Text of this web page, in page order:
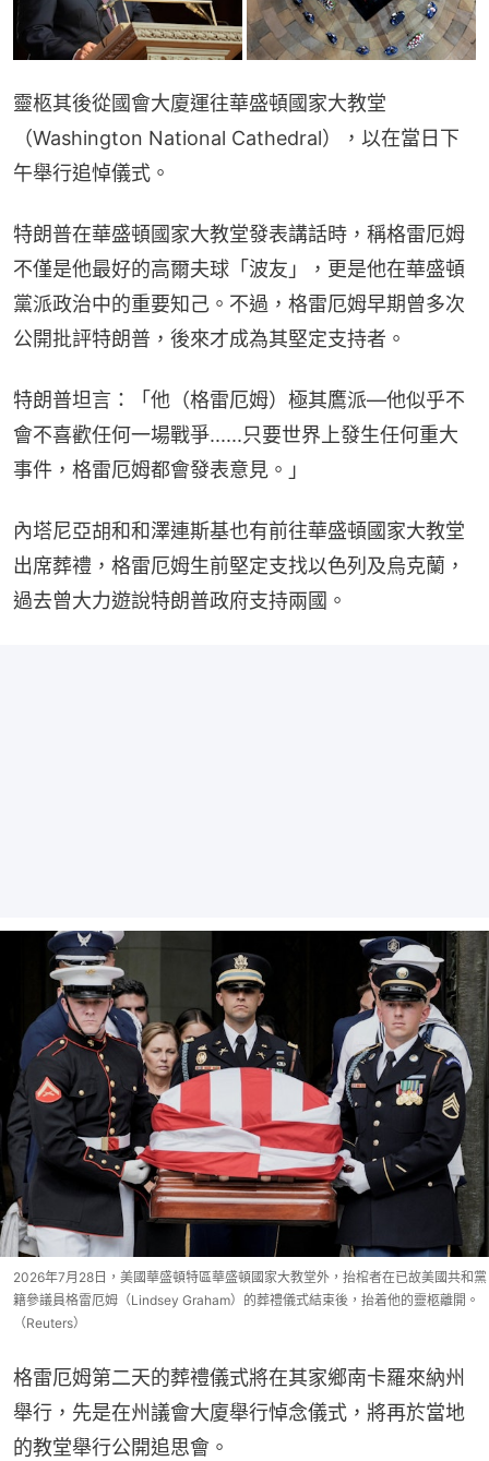
靈柩其後從國會大廈運往華盛頓國家大教堂
（Washington National Cathedral），以在當日下
午舉行追悼儀式。
特朗普在華盛頓國家大教堂發表講話時，稱格雷厄姆
不僅是他最好的高爾夫球「波友」，更是他在華盛頓
黨派政治中的重要知己。不過，格雷厄姆早期曾多次
公開批評特朗普，後來才成為其堅定支持者。
特朗普坦言：「他（格雷厄姆）極其鷹派—他似乎不
會不喜歡任何一場戰爭......只要世界上發生任何重大
事件，格雷厄姆都會發表意見。」
內塔尼亞胡和和澤連斯基也有前往華盛頓國家大教堂
出席葬禮，格雷厄姆生前堅定支找以色列及烏克蘭，
過去曾大力遊說特朗普政府支持兩國。
2026年7月28日，美國華盛頓特區華盛頓國家大教堂外，抬棺者在已故美國共和黨
籍參議員格雷厄姆（Lindsey Graham）的葬禮儀式結束後，抬着他的靈柩離開。
（Reuters）
格雷厄姆第二天的葬禮儀式將在其家鄉南卡羅來納州
舉行，先是在州議會大廈舉行悼念儀式，將再於當地
的教堂舉行公開追思會。